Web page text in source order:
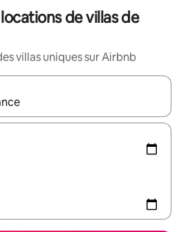
de villas de
villas uniques sur Airbnb
utilisez les flèches vers le